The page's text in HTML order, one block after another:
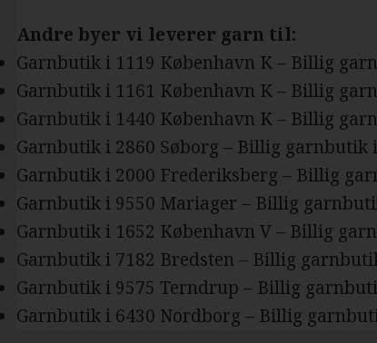
Andre byer vi leverer garn til:
Garnbutik i 1119 København K – Billig
Garnbutik i 1161 København K – Billig
Garnbutik i 1440 København K – Billig
Garnbutik i 2860 Søborg – Billig garnbutik
Garnbutik i 2000 Frederiksberg – Billig
Garnbutik i 9550 Mariager – Billig
Garnbutik i 1652 København V – Billig
Garnbutik i 7182 Bredsten – Billig
Garnbutik i 9575 Terndrup – Billig
Garnbutik i 6430 Nordborg – Billig